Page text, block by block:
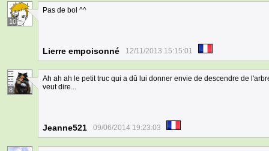
10
Pas de bol ^^
Lierre empoisonné 12/11/2013 15:15:01
8
Ah ah ah le petit truc qui a dû lui donner envie de descendre de
veut dire...
Jeanne521 09/06/2014 19:23:03